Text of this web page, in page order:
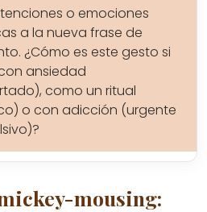
o emociones
a la nueva frase de
¿Cómo es este gesto si
ansiedad
como un ritual
o con adicción (urgente
mousing: